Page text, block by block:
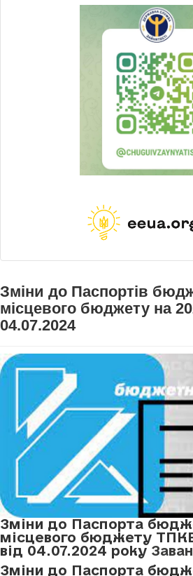
Зміни до Паспортів
місцевого бюджету на
04.07.2024
Зміни до Паспорта
місцевого бюджету
від 04.07.2024 року
Зміни до Паспорта